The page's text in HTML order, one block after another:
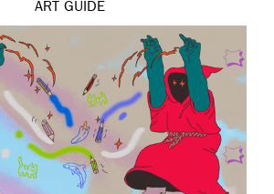
ART GUIDE